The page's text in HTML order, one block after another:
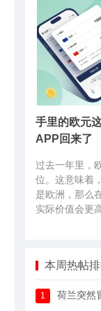
手里的欧元
APP回来了
过去一年里，
位。这意味着
是欧洲，那么
实际价值会更
本周热帖
1 荷兰突然冒出一